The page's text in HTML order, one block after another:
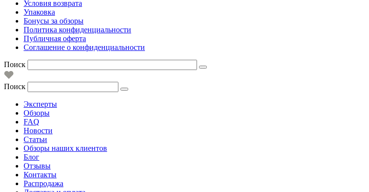
Условия возврата
Упаковка
Бонусы за обзоры
Политика конфиденциальности
Публичная оферта
Соглашение о конфиденциальности
Поиск
Поиск
Эксперты
Обзоры
FAQ
Новости
Статьи
Обзоры наших клиентов
Блог
Отзывы
Контакты
Распродажа